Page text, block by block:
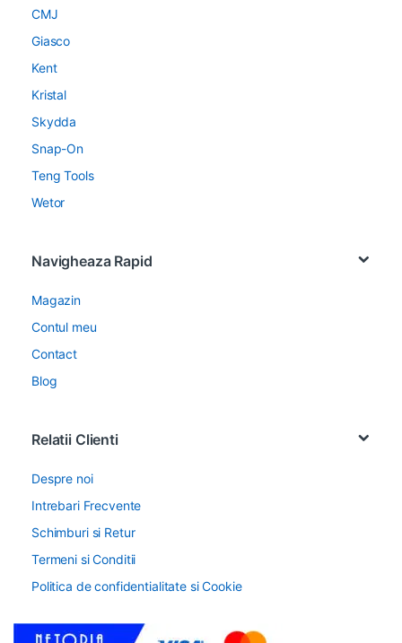
CMJ
Giasco
Kent
Kristal
Skydda
Snap-On
Teng Tools
Wetor
Navigheaza Rapid
Magazin
Contul meu
Contact
Blog
Relatii Clienti
Despre noi
Intrebari Frecvente
Schimburi si Retur
Termeni si Conditii
Politica de confidentialitate si Cookie